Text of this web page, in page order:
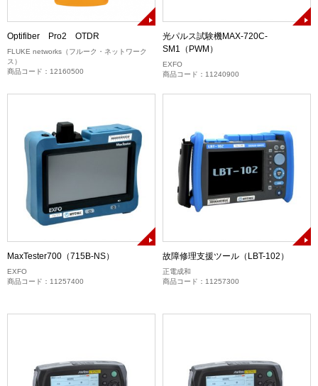
Optifiber Pro2 OTDR
FLUKE networks（フルーク・ネットワーク
ス）
商品コード：12160500
光パルス試験機MAX-720C-
SM1（PWM）
EXFO
商品コード：11240900
MaxTester700（715B-NS）
EXFO
商品コード：11257400
故障修理支援ツール（LBT-102）
正電成和
商品コード：11257300